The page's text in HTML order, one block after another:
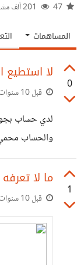
المساهمات
0
لا استطيع
قبل 10 سنوات
والحساب
التاكيد علي
1
ما لا
قبل 10 سنوات